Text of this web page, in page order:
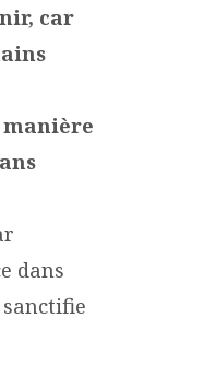
car
manière
dans